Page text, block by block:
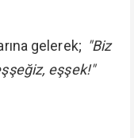
gelerek; "Biz
eşşek!"